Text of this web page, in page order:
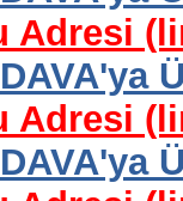
Adresi
Adresi